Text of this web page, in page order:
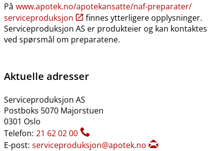
På www.apotek.no​/​apotekansatte​/​naf-preparater​/​
serviceproduksjon
finnes ytterligere opplysninger.
Serviceproduksjon AS er produkteier og kan kontaktes
ved spørsmål om preparatene.
Aktuelle adresser
Serviceproduksjon AS
Postboks 5070 Majorstuen
0301 Oslo
Telefon: 21 62 02 00
E-post: serviceproduksjon@apotek.no